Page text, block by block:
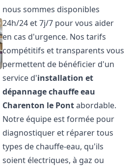
nous sommes disponibles
24h/24 et 7j/7 pour vous aider
en cas d'urgence. Nos tarifs
compétitifs et transparents vous
permettent de bénéficier d'un
service d'installation et
dépannage chauffe eau
Charenton le Pontabordable.
Notre équipe est formée pour
diagnostiquer et réparer tous
types de chauffe-eau, qu'ils
soient électriques, à gaz ou